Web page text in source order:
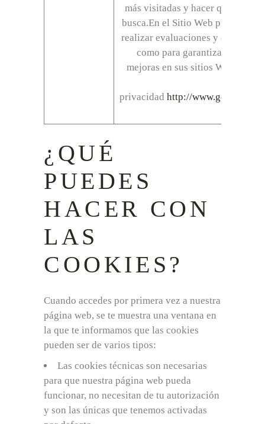
más visitadas y hacer que el
busca.En el Sitio Web puede
realizar evaluaciones y cálculos
como para garantizar la
mejoras en sus sitios Web.Para
privacidad http://
¿QUÉ
PUEDES
HACER CON
LAS
COOKIES?
Cuando accedes por primera vez a nuestra
página web, se te muestra una ventana en
la que te informamos que las cookies
pueden ser de varios tipos:
Las cookies técnicas son necesarias
para que nuestra página web pueda
funcionar, no necesitan de tu autorización
y son las únicas que tenemos activadas